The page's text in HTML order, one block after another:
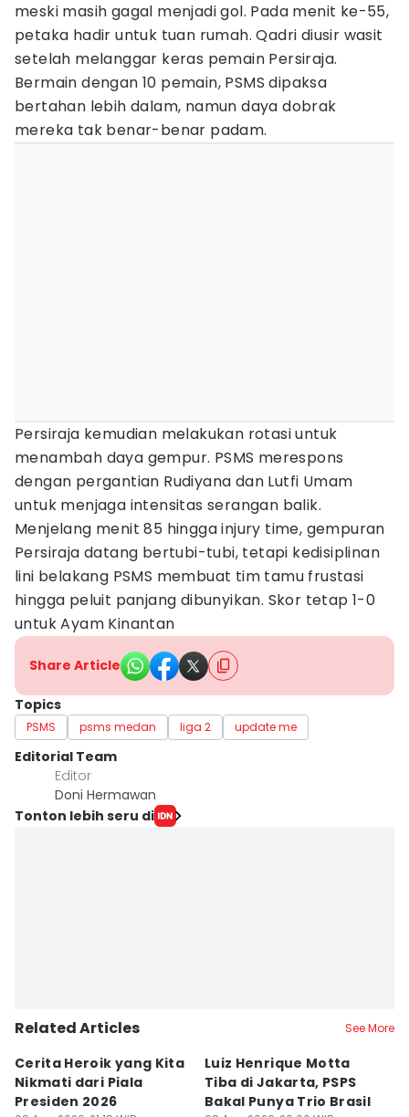
meski masih gagal menjadi gol. Pada menit ke-55,
petaka hadir untuk tuan rumah. Qadri diusir wasit
setelah melanggar keras pemain Persiraja.
Bermain dengan 10 pemain, PSMS dipaksa
bertahan lebih dalam, namun daya dobrak
mereka tak benar-benar padam.
Persiraja kemudian melakukan rotasi untuk
menambah daya gempur. PSMS merespons
dengan pergantian Rudiyana dan Lutfi Umam
untuk menjaga intensitas serangan balik.
Menjelang menit 85 hingga injury time, gempuran
Persiraja datang bertubi-tubi, tetapi kedisiplinan
lini belakang PSMS membuat tim tamu frustasi
hingga peluit panjang dibunyikan. Skor tetap 1-0
untuk Ayam Kinantan
Share Article
Topics
PSMS psms medan liga 2 update me
Editorial Team
Editor
Doni Hermawan
Tonton lebih seru di
Related Articles See More
Cerita Heroik yang Kita
Nikmati dari Piala
Presiden 2026
Luiz Henrique Motta
Tiba di Jakarta, PSPS
Bakal Punya Trio Brasil